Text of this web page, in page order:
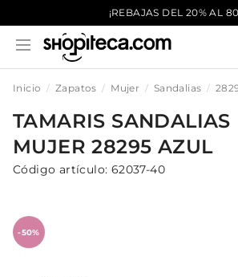
¡REBAJAS DEL 20% AL
Inicio Zapatos Mujer Sandalias
TAMARIS SANDALIAS
MUJER28295 AZUL
Código artículo: 62037-40
-50%